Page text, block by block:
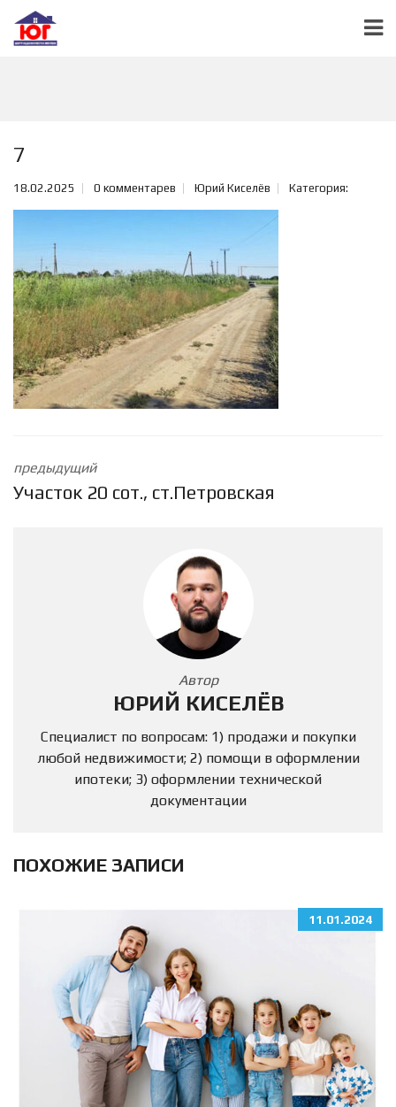
7
18.02.2025 0 комментарев Юрий Киселёв Категория:
предыдущий
Участок 20 сот., ст.Петровская
Автор
ЮРИЙ КИСЕЛЁВ
Специалист по вопросам: 1) продажи и покупки
любой недвижимости; 2) помощи в оформлении
ипотеки; 3) оформлении технической
документации
ПОХОЖИЕ ЗАПИСИ
11.01.2024